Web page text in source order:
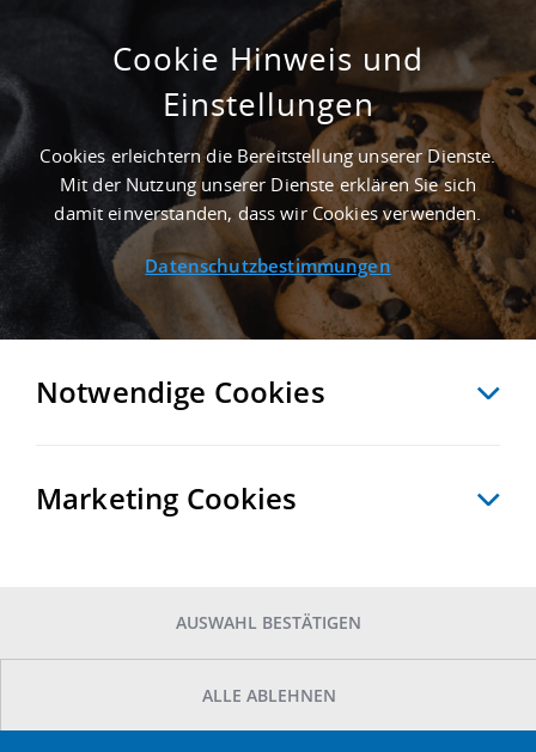
GEPFLEGT - 1.300 M² INDUSTRIEIMMOBILIE
IN GROSSBEEREN NAHE FLUGHAFEN B
ERLIN-SCHÖNEFELD - LANDKREIS TELTOW-F
LÄMING
Immobiliensuche / Detailansicht
Cookie Hinweis und
Einstellungen
Cookies erleichtern die Bereitstellung unserer Dienste.
Mit der Nutzung unserer Dienste erklären Sie sich
damit einverstanden, dass wir Cookies verwenden.
Datenschutzbestimmungen
Notwendige Cookies
Marketing Cookies
AUSWAHL BESTÄTIGEN
ALLE ABLEHNEN